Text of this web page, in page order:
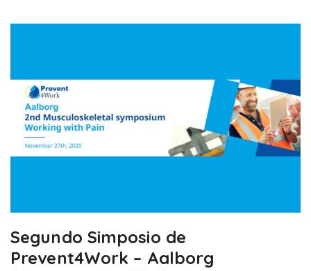
Segundo Simposio de
Prevent4Work – Aalborg